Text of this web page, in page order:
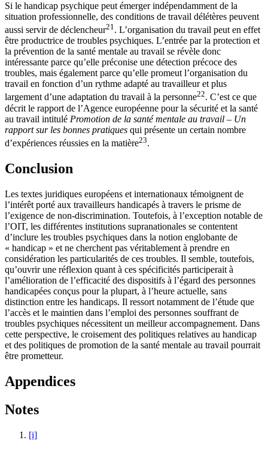
Si le handicap psychique peut émerger indépendamment de la
situation professionnelle, des conditions de travail délétères peuvent
aussi servir de déclencheur21. L’organisation du travail peut en effet
être productrice de troubles psychiques. L’entrée par la protection et
la prévention de la santé mentale au travail se révèle donc
intéressante parce qu’elle préconise une détection précoce des
troubles, mais également parce qu’elle promeut l’organisation du
travail en fonction d’un rythme adapté au travailleur et plus
largement d’une adaptation du travail à la personne22. C’est ce que
décrit le rapport de l’Agence européenne pour la sécurité et la santé
au travail intitulé Promotion de la santé mentale au travail – Un
rapport sur les bonnes pratiques qui présente un certain nombre
d’expériences réussies en la matière23.
Conclusion
Les textes juridiques européens et internationaux témoignent de
l’intérêt porté aux travailleurs handicapés à travers le prisme de
l’exigence de non-discrimination. Toutefois, à l’exception notable de
l’OIT, les différentes institutions supranationales se contentent
d’inclure les troubles psychiques dans la notion englobante de
« handicap » et ne cherchent pas véritablement à prendre en
considération les particularités de ces troubles. Il semble, toutefois,
qu’ouvrir une réflexion quant à ces spécificités participerait à
l’amélioration de l’efficacité des dispositifs à l’égard des personnes
handicapées conçus pour la plupart, à l’heure actuelle, sans
distinction entre les handicaps. Il ressort notamment de l’étude que
l’accès et le maintien dans l’emploi des personnes souffrant de
troubles psychiques nécessitent un meilleur accompagnement. Dans
cette perspective, le croisement des politiques relatives au handicap
et des politiques de promotion de la santé mentale au travail pourrait
être prometteur.
Appendices
Notes
[i]